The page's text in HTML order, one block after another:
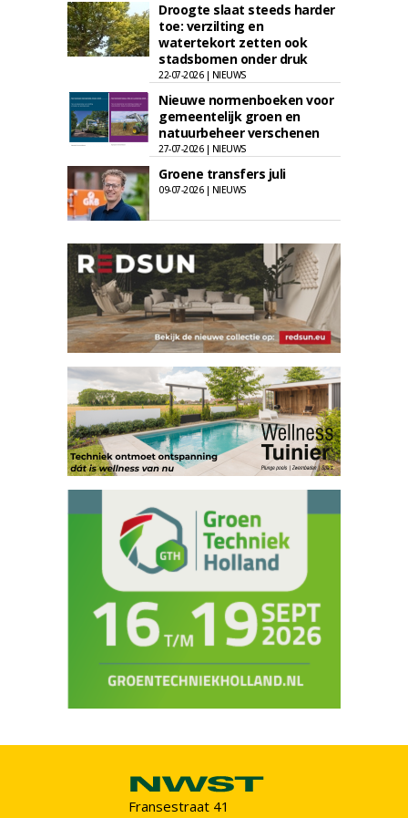
Droogte slaat steeds harder
toe: verzilting en
watertekort zetten ook
stadsbomen onder druk
22-07-2026 | NIEUWS
Nieuwe normenboeken voor
gemeentelijk groen en
natuurbeheer verschenen
27-07-2026 | NIEUWS
Groene transfers juli
09-07-2026 | NIEUWS
Fransestraat 41